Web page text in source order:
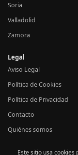
Soria
Valladolid
Zamora
Legal
Aviso Legal
Política de Cookies
Política de Privacidad
Contacto
Quiénes somos
Este sitio usa